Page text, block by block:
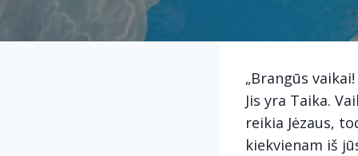
„Brangūs
Jis yra Taika.
reikia Jėzaus,
kiekvienam iš